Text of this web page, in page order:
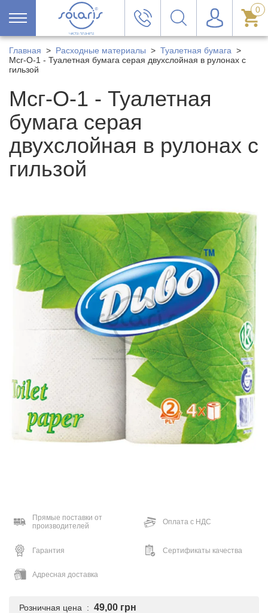
0
Главная > Расходные материалы > Туалетная бумага >
Мсг-О-1 - Туалетная бумага серая двухслойная в рулонах с
гильзой
Мсг-О-1 - Туалетная
бумага серая
двухслойная в рулонах с
гильзой
Прямые поставки от
производителей
Оплата с НДС
Гарантия Сертификаты качества
Адресная доставка
Розничная цена : 49,00 грн